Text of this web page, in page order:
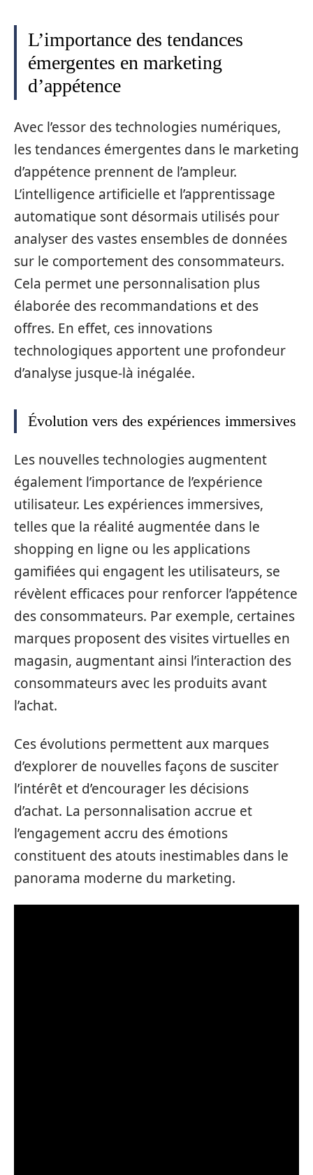
L’importance des tendances
émergentes en marketing
d’appétence
Avec l’essor des technologies numériques,
les tendances émergentes dans le marketing
d’appétence prennent de l’ampleur.
L’intelligence artificielle et l’apprentissage
automatique sont désormais utilisés pour
analyser des vastes ensembles de données
sur le comportement des consommateurs.
Cela permet une personnalisation plus
élaborée des recommandations et des
offres. En effet, ces innovations
technologiques apportent une profondeur
d’analyse jusque-là inégalée.
Évolution vers des expériences immersives
Les nouvelles technologies augmentent
également l’importance de l’expérience
utilisateur. Les expériences immersives,
telles que la réalité augmentée dans le
shopping en ligne ou les applications
gamifiées qui engagent les utilisateurs, se
révèlent efficaces pour renforcer l’appétence
des consommateurs. Par exemple, certaines
marques proposent des visites virtuelles en
magasin, augmentant ainsi l’interaction des
consommateurs avec les produits avant
l’achat.
Ces évolutions permettent aux marques
d’explorer de nouvelles façons de susciter
l’intérêt et d’encourager les décisions
d’achat. La personnalisation accrue et
l’engagement accru des émotions
constituent des atouts inestimables dans le
panorama moderne du marketing.